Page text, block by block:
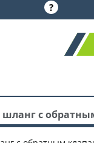
?
с